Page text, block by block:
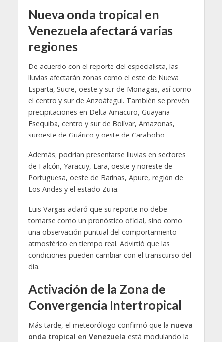
Nueva onda tropical en
Venezuela afectará varias
regiones
De acuerdo con el reporte del especialista, las
lluvias afectarán zonas como el este de Nueva
Esparta, Sucre, oeste y sur de Monagas, así como
el centro y sur de Anzoátegui. También se prevén
precipitaciones en Delta Amacuro, Guayana
Esequiba, centro y sur de Bolívar, Amazonas,
suroeste de Guárico y oeste de Carabobo.
Además, podrían presentarse lluvias en sectores
de Falcón, Yaracuy, Lara, oeste y noreste de
Portuguesa, oeste de Barinas, Apure, región de
Los Andes y el estado Zulia.
Luis Vargas aclaró que su reporte no debe
tomarse como un pronóstico oficial, sino como
una observación puntual del comportamiento
atmosférico en tiempo real. Advirtió que las
condiciones pueden cambiar con el transcurso del
día.
Activación de la Zona de
Convergencia Intertropical
Más tarde, el meteorólogo confirmó que la nueva
onda tropical en Venezuela está modulando la